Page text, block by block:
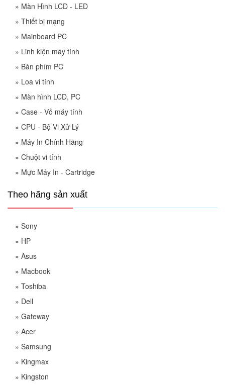
» Màn Hình LCD - LED
» Thiết bị mạng
» Mainboard PC
» Linh kiện máy tính
» Bàn phím PC
» Loa vi tính
» Màn hình LCD, PC
» Case - Vỏ máy tính
» CPU - Bộ Vi Xử Lý
» Máy In Chính Hãng
» Chuột vi tính
» Mực Máy In - Cartridge
Theo hãng sản xuất
» Sony
» HP
» Asus
» Macbook
» Toshiba
» Dell
» Gateway
» Acer
» Samsung
» Kingmax
» Kingston